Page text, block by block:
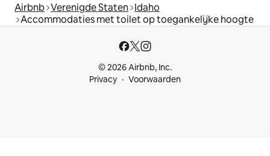
Airbnb Verenigde Staten Idaho
Accommodaties met toilet op toegankelijke hoogte
© 2026 Airbnb, Inc.
Privacy
Voorwaarden